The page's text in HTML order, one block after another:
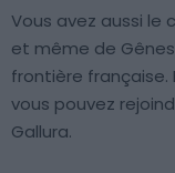
Vous avez aussi le
et même de
frontière française.
vous pouvez
Gallura.